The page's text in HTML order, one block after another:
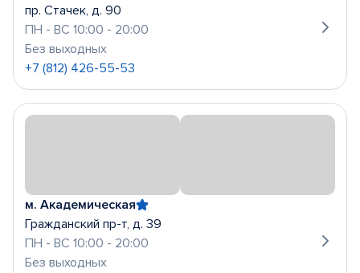
пр. Стачек, д. 90
ПН - ВС 10:00 - 20:00
Без выходных
+7 (812) 426-55-53
м. Академическая
Гражданский пр-т, д. 39
ПН - ВС 10:00 - 20:00
Без выходных